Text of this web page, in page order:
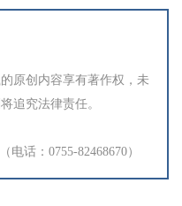
原创内容享有著作权，未
追究法律责任。
话：0755-82468670）